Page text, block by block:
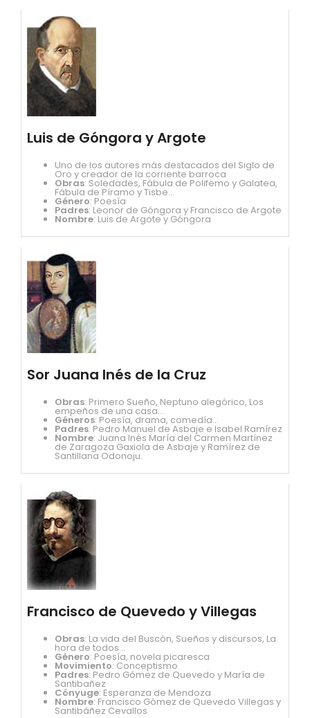
Luis de Góngora y Argote
Uno de los autores más destacados del Siglo de
Oro y creador de la corriente barroca
Obras: Soledades, Fábula de Polifemo y Galatea,
Fábula de Píramo y Tisbe...
Género: Poesía
Padres: Leonor de Góngora y Francisco de Argote
Nombre: Luis de Argote y Góngora
Sor Juana Inés de la Cruz
Obras: Primero Sueño, Neptuno alegórico, Los
empeños de una casa...
Géneros: Poesía, drama, comedía...
Padres: Pedro Manuel de Asbaje e Isabel Ramírez
Nombre: Juana Inés María del Carmen Martínez
de Zaragoza Gaxiola de Asbaje y Ramírez de
Santillana Odonoju.
Francisco de Quevedo y Villegas
Obras: La vida del Buscón, Sueños y discursos, La
hora de todos...
Género: Poesía, novela picaresca
Movimiento: Conceptismo
Padres: Pedro Gómez de Quevedo y María de
Santibañez
Cónyuge: Esperanza de Mendoza
Nombre: Francisco Gómez de Quevedo Villegas y
Santibáñez Cevallos